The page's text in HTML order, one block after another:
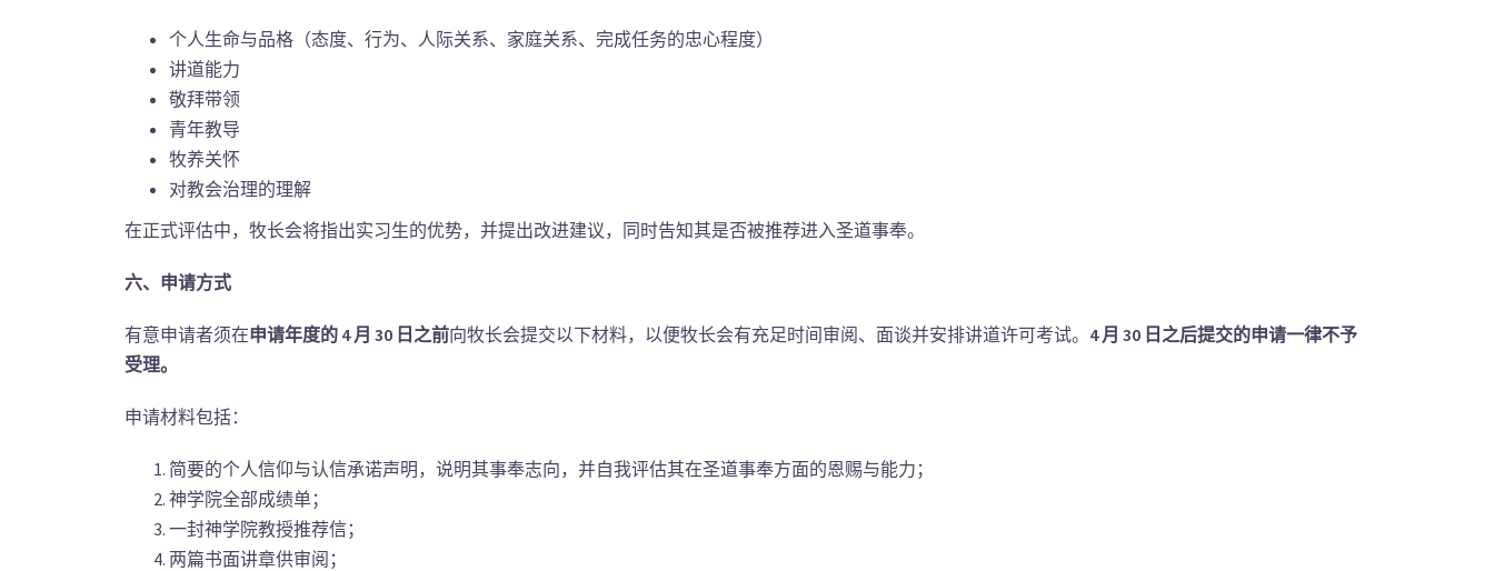
个人生命与品格（态度、行为、人际关系、家庭关系、完成任务的忠心程度）
讲道能力
敬拜带领
青年教导
牧养关怀
对教会治理的理解
在正式评估中，牧长会将指出实习生的优势，并提出改进建议，同时告知其是否被推荐进入圣道事奉。
六、申请方式
有意申请者须在申请年度的 4月 30 日之前向牧长会提交以下材料，以便牧长会有充足时间审阅、面谈并安排讲道许可考试。 4月 30 日之后提交的申请一律不予
受理。
申请材料包括：
简要的个人信仰与认信承诺声明，说明其事奉志向，并自我评估其在圣道事奉方面的恩赐与能力；
神学院全部成绩单；
一封神学院教授推荐信；
两篇书面讲章供审阅；